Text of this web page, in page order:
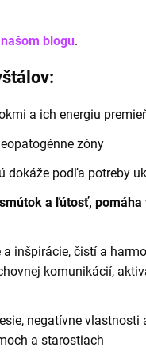
našom blogu.
a ich energiu
zóny
dokáže podľa potreby
a ľútosť, pomáha
inšpirácie, čistí a
komunikácií,
negatívne vlastnosti
a starostiach